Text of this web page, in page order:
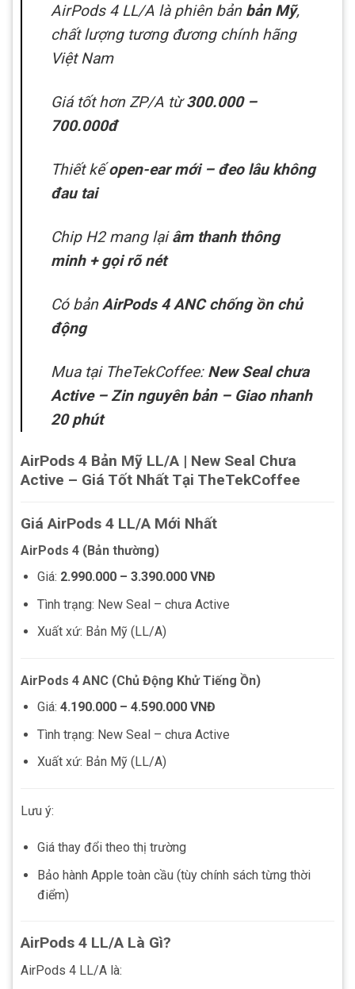
AirPods 4 LL/A là phiên bản bản Mỹ,
chất lượng tương đương chính hãng
Việt Nam
Giá tốt hơn ZP/A từ300.000 –
700.000đ
Thiết kếopen-ear mới – đeo lâu không
đau tai
Chip H2 mang lạiâm thanh thông
minh + gọi rõ nét
Có bảnAirPods 4 ANC chống ồn chủ
động
Mua tại TheTekCoffee: New Seal chưa
Active – Zin nguyên bản – Giao nhanh
20 phút
AirPods 4 Bản Mỹ LL/A | New Seal Chưa
Active – Giá Tốt Nhất Tại TheTekCoffee
Giá AirPods 4 LL/A Mới Nhất
AirPods 4 (Bản thường)
Giá: 2.990.000 – 3.390.000 VNĐ
Tình trạng: New Seal – chưa Active
Xuất xứ: Bản Mỹ (LL/A)
AirPods 4 ANC (Chủ Động Khử Tiếng Ồn)
Giá: 4.190.000 – 4.590.000 VNĐ
Tình trạng: New Seal – chưa Active
Xuất xứ: Bản Mỹ (LL/A)
Lưu ý:
Giá thay đổi theo thị trường
Bảo hành Apple toàn cầu (tùy chính sách từng thời
điểm)
AirPods 4 LL/A Là Gì?
AirPods 4 LL/A là: